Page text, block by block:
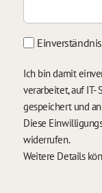
Ich bin damit
verarbeitet, auf IT-
gespeichert und
Diese
widerrufen.
Weitere Details